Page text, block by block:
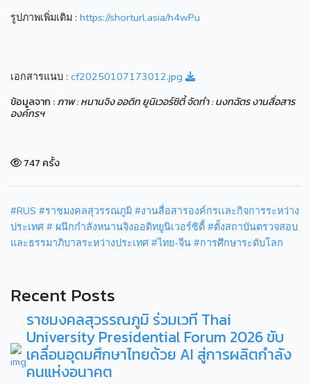
รูปภาพเพิ่มเติม : https://shorturl.asia/h4wPu
เอกสารแนบ : cf20250107173012.jpg
ข้อมูลจาก :ภาพ : หนานจิง ออดิท ยูนิเวอร์ซิตี้ จัดทำ : นงทฉัตร งานสื่อสาร
องค์กรฯ
747 ครั้ง
#RUS #ราชมงคลสุวรรณภูมิ #งานสื่อสารองค์กรเเละกิจการระหว่าง
ประเทศ # ผนึกกำลังหนานจิงออดิทยูนิเวอร์ซิตี้ #ตั้งสถาบันตรวจสอบ
และธรรมาภิบาลระหว่างประเทศ #ไทย-จีน #การศึกษาระดับโลก
Recent Posts
ราชมงคลสุวรรณภูมิ ร่วมเวที Thai
University Presidential Forum 2026 ขับ
เคลื่อนอุดมศึกษาไทยด้วย AI สู่การผลิตกำลัง
คนแห่งอนาคต